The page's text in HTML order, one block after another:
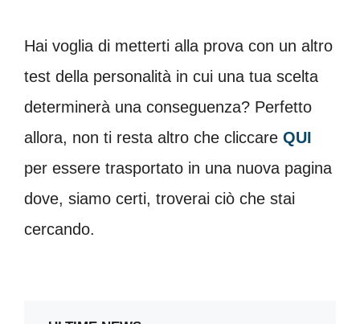
Hai voglia di metterti alla prova con un altro
test della personalità in cui una tua scelta
determinerà una conseguenza? Perfetto
allora, non ti resta altro che cliccare QUI
per essere trasportato in una nuova pagina
dove, siamo certi, troverai ciò che stai
cercando.